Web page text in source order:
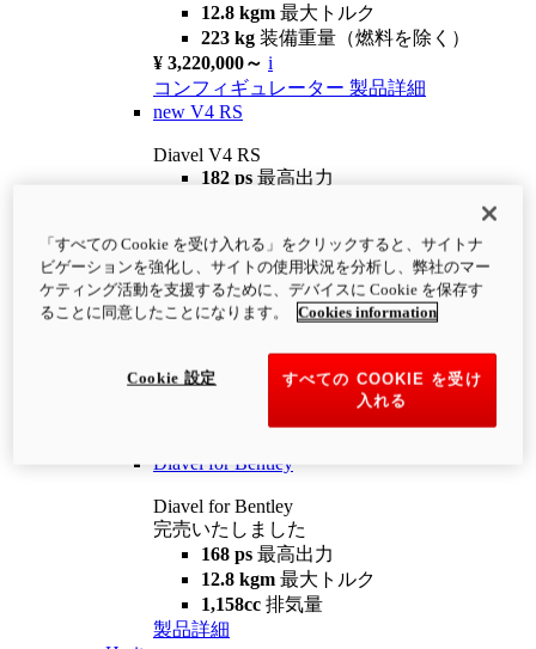
12.8 kgm 最大トルク
223 kg 装備重量（燃料を除く）
¥ 3,220,000～ i
コンフィギュレーター 製品詳細
new V4 RS
Diavel V4 RS
182 ps 最高出力
¥4,400,000 i
コンフィギュレーター 製品詳細
newV4 RS 100
12.2 kgm
最大トルク
装備重量（燃料を除く）
Diavel for Bentley
Diavel for Bentley
完売いたしました
168 ps 最高出力
12.8 kgm 最大トルク
1,158cc 排気量
製品詳細
「すべての Cookie を受け入れる」をクリックすると、サイトナ
ビゲーションを強化し、サイトの使用状況を分析し、弊社のマー
ケティング活動を支援するために、デバイスに Cookie を保存す
ることに同意したことになります。
Cookies information
すべての COOKIE を受け
入れる
Cookie 設定